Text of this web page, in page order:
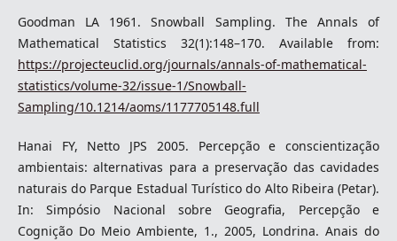
Goodman LA 1961. Snowball Sampling. The Annals of
Mathematical Statistics 32(1):148–170. Available from:
https://projecteuclid.org/journals/annals-of-mathematical-
statistics/volume-32/issue-1/Snowball-
Sampling/10.1214/aoms/1177705148.full
Hanai FY, Netto JPS 2005. Percepção e conscientização
ambientais: alternativas para a preservação das cavidades
naturais do Parque Estadual Turístico do Alto Ribeira (Petar).
In: Simpósio Nacional sobre Geografia, Percepção e
Cognição Do Meio Ambiente, 1., 2005, Londrina. Anais do